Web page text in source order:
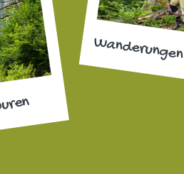
Wanderungen